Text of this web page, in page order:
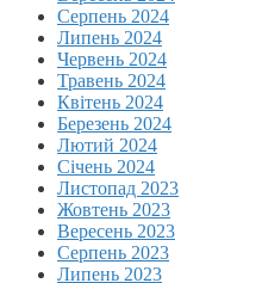
Серпень 2024
Липень 2024
Червень 2024
Травень 2024
Квітень 2024
Березень 2024
Лютий 2024
Січень 2024
Листопад 2023
Жовтень 2023
Вересень 2023
Серпень 2023
Липень 2023